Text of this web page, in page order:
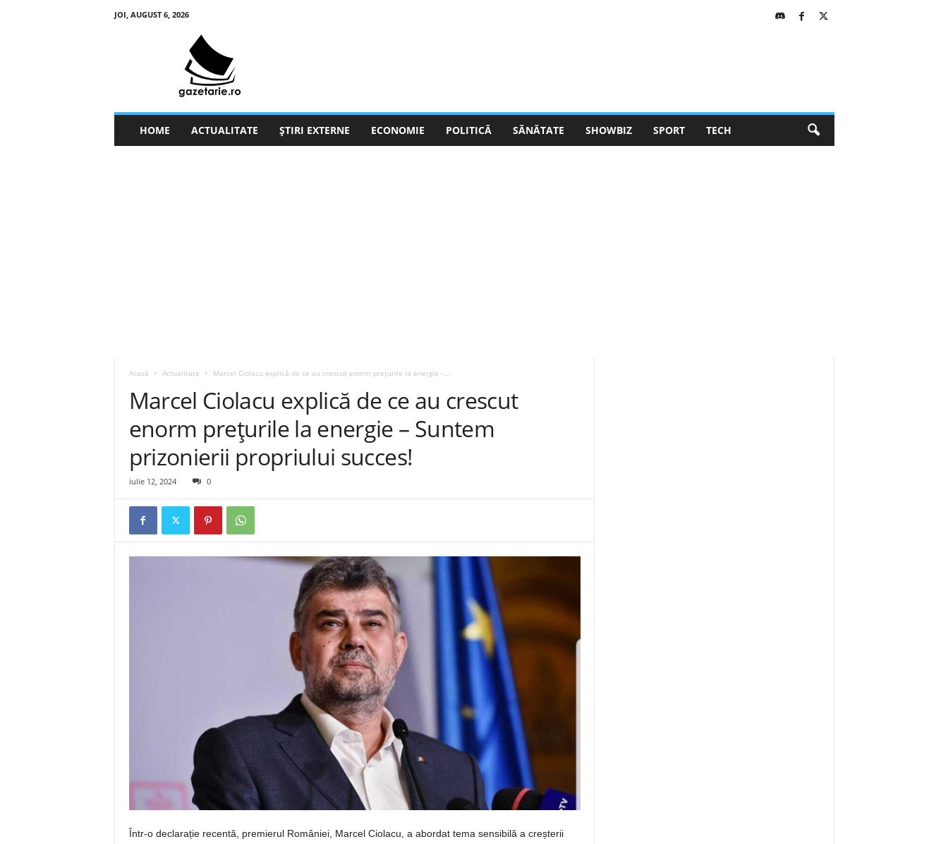
JOI, AUGUST 6, 2026
HOME ACTUALITATE ȘTIRI EXTERNE ECONOMIE POLITICĂ SĂNĂTATE SHOWBIZ SPORT TECH
Acasă Actualitate Marcel Ciolacu explică de ce au crescut enorm prețurile la energie –...
Marcel Ciolacu explică de ce au crescut
enorm prețurile la energie – Suntem
prizonierii propriului succes!
iulie 12, 2024 0
Într-o declarație recentă, premierul României, Marcel Ciolacu, a abordat tema sensibilă a creșterii